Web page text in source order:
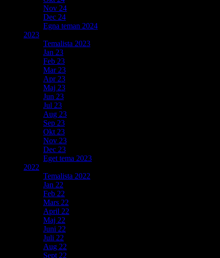
Nov 24
Dec 24
Egna teman 2024
2023
Temalista 2023
Jan 23
Feb 23
Mar 23
Apr 23
Maj 23
Jun 23
Jul 23
Aug 23
Sep 23
Okt 23
Nov 23
Dec 23
Eget tema 2023
2022
Temalista 2022
Jan 22
Feb 22
Mars 22
April 22
Maj 22
Juni 22
Juli 22
Aug 22
Sept 22